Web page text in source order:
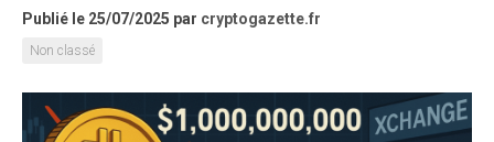
Publié le 25/07/2025 par cryptogazette.fr
Non classé